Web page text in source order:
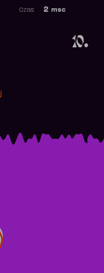
10.
2 msc
Czas: